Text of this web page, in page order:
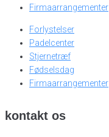
Firmaarrangementer
Forlystelser
Padelcenter
Stjernetræf
Fødselsdag
Firmaarrangementer
kontakt os